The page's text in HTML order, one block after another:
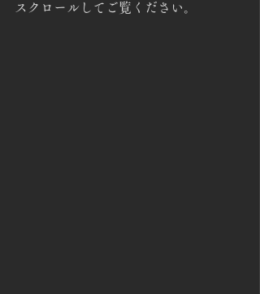
スクロールしてご覧ください。